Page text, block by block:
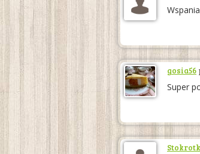
gosia56
Super